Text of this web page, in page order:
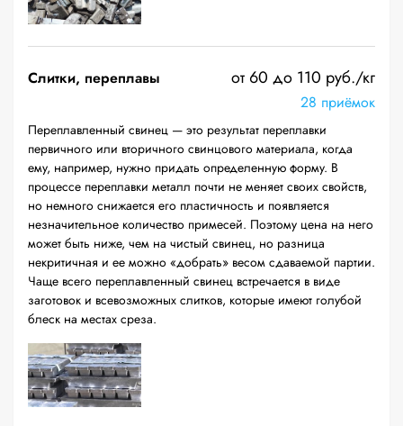
Слитки, переплавы от 60 до 110 руб./кг
28 приёмок
Переплавленный свинец — это результат переплавки
первичного или вторичного свинцового материала, когда
ему, например, нужно придать определенную форму. В
процессе переплавки металл почти не меняет своих свойств,
но немного снижается его пластичность и появляется
незначительное количество примесей. Поэтому цена на него
может быть ниже, чем на чистый свинец, но разница
некритичная и ее можно «добрать» весом сдаваемой партии.
Чаще всего переплавленный свинец встречается в виде
заготовок и всевозможных слитков, которые имеют голубой
блеск на местах среза.